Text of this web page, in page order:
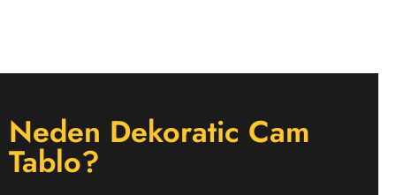
Neden Dekoratic Cam
Tablo?